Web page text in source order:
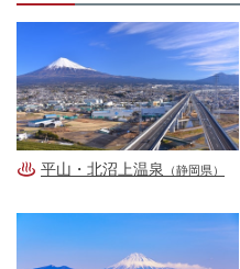
平山・北沼上温泉 （静岡県）